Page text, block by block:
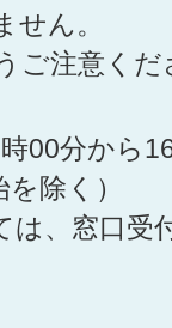
せん。
ご注意くだ
00分から
除く）
は、窓口受